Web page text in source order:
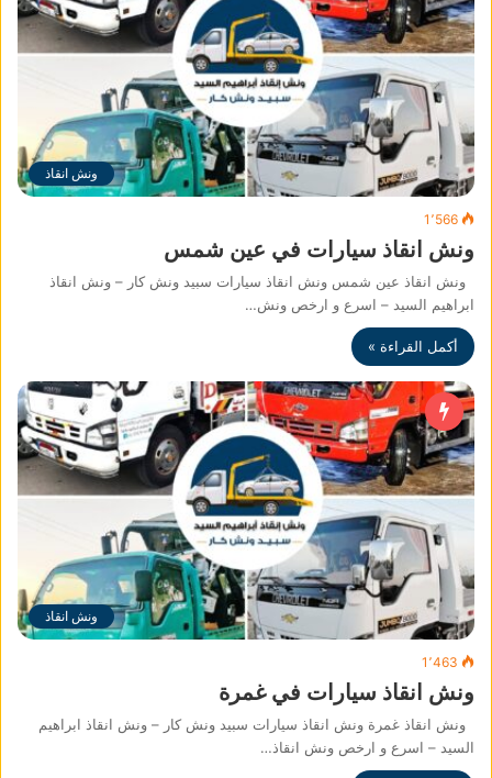
ونش انقاذ
1٬566
ونش انقاذ سيارات في عين شمس
ونش انقاذ عين شمس ونش انقاذ سيارات سبيد ونش كار – ونش انقاذ
ابراهيم السيد – اسرع و ارخص ونش…
أكمل القراءة »
ونش انقاذ
1٬463
ونش انقاذ سيارات في غمرة
ونش انقاذ غمرة ونش انقاذ سيارات سبيد ونش كار – ونش انقاذ ابراهيم
السيد – اسرع و ارخص ونش انقاذ…